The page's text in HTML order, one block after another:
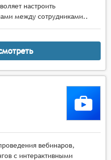
настроить
между сотрудниками..
вебинаров,
с интерактивными